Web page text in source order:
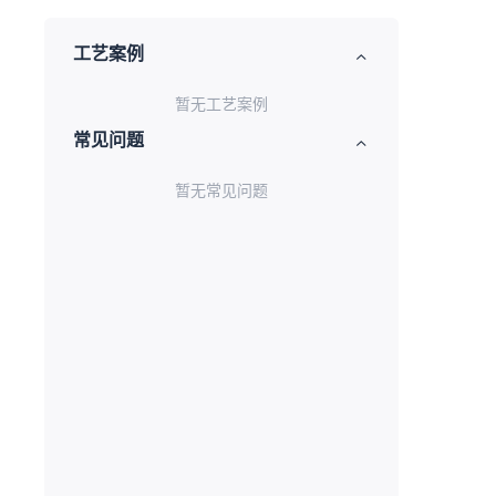
工艺案例
暂无工艺案例
常见问题
暂无常见问题